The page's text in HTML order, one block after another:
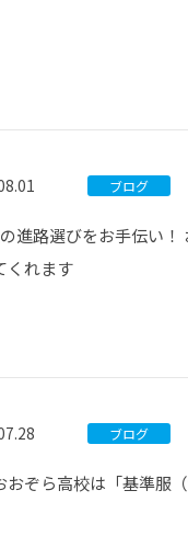
ブログ
進路選びをお手伝い
くれます
ブログ
おぞら高校は「基準服